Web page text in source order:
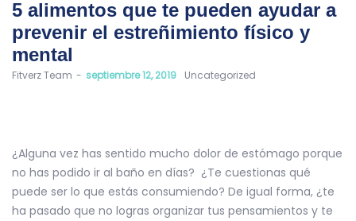
5 alimentos que te pueden ayudar a
prevenir el estreñimiento físico y
mental
by
Fitverz Team septiembre 12, 2019 Uncategorized
¿Alguna vez has sentido mucho dolor de estómago porque
no has podido ir al baño en días? ¿Te cuestionas qué
puede ser lo que estás consumiendo? De igual forma, ¿te
ha pasado que no logras organizar tus pensamientos y te